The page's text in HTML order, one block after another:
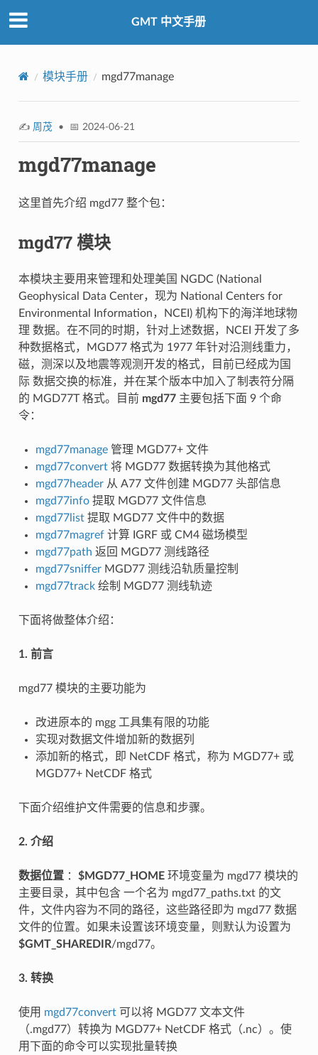
GMT 中文手册
模块手册 mgd77manage
✍️ 周茂 • 📅 2024-06-21
mgd77manage
这里首先介绍 mgd77 整个包：
mgd77 模块
本模块主要用来管理和处理美国 NGDC (National
Geophysical Data Center，现为 National Centers for
Environmental Information，NCEI) 机构下的海洋地球物
理 数据。在不同的时期，针对上述数据，NCEI 开发了多
种数据格式，MGD77 格式为 1977 年针对沿测线重力，
磁，测深以及地震等观测开发的格式，目前已经成为国
际 数据交换的标准，并在某个版本中加入了制表符分隔
的 MGD77T 格式。目前 mgd77主要包括下面 9 个命
令：
mgd77manage管理 MGD77+ 文件
mgd77convert将 MGD77 数据转换为其他格式
mgd77header从 A77 文件创建 MGD77 头部信息
mgd77info提取 MGD77 文件信息
mgd77list提取 MGD77 文件中的数据
mgd77magref计算 IGRF 或 CM4 磁场模型
mgd77path 返回 MGD77 测线路径
mgd77snifferMGD77 测线沿轨质量控制
mgd77track绘制 MGD77 测线轨迹
下面将做整体介绍：
1. 前言
mgd77 模块的主要功能为
改进原本的 mgg 工具集有限的功能
实现对数据文件增加新的数据列
添加新的格式，即 NetCDF 格式，称为 MGD77+ 或
MGD77+ NetCDF 格式
下面介绍维护文件需要的信息和步骤。
2. 介绍
数据位置： $MGD77_HOME环境变量为 mgd77 模块的
主要目录，其中包含 一个名为 mgd77_paths.txt 的文
件，文件内容为不同的路径，这些路径即为 mgd77 数据
文件的位置。如果未设置该环境变量，则默认为设置为
$GMT_SHAREDIR/mgd77。
3. 转换
使用 mgd77convert可以将 MGD77 文本文件
（.mgd77）转换为 MGD77+ NetCDF 格式（.nc）。使
用下面的命令可以实现批量转换